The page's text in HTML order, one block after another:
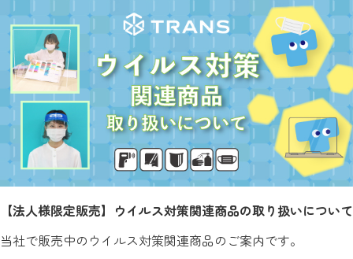
【法人様限定販売】ウイルス対策関連商品の取り扱いについて
当社で販売中のウイルス対策関連商品のご案内です。